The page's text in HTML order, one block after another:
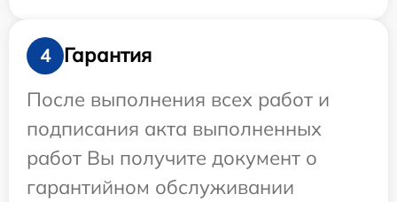
4
Гарантия
После выполнения всех работ и
подписания акта выполненных
работ Вы получите документ о
гарантийном обслуживании